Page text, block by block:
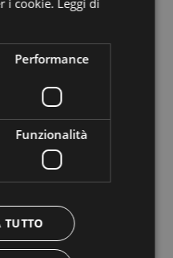
Pedit-Straße 2
****S
i cookie. Leggi di
Performance
Funzionalità
TUTTO